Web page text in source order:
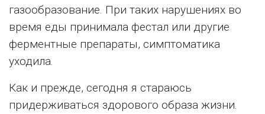
газообразование. При таких нарушениях во
время еды принимала фестал или другие
ферментные препараты, симптоматика
уходила.
Как и прежде, сегодня я стараюсь
придерживаться здорового образа жизни.